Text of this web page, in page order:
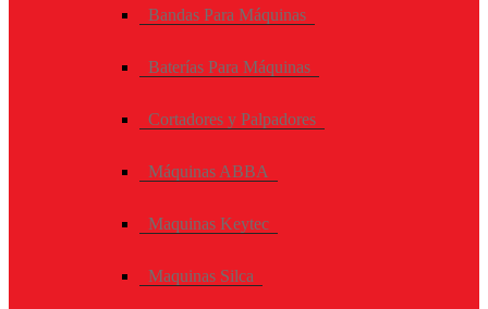
Bandas Para Máquinas
Baterías Para Máquinas
Cortadores y Palpadores
Máquinas ABBA
Maquinas Keytec
Maquinas Silca